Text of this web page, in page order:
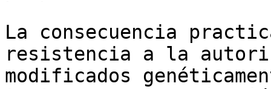
La consecuencia
resistencia a la
modificados